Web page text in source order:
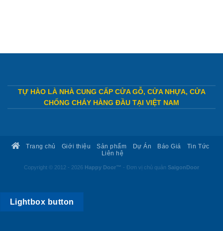
TỰ HÀO LÀ NHÀ CUNG CẤP CỬA GỖ, CỬA NHỰA, CỬA
CHỐNG CHÁY HÀNG ĐẦU TẠI VIỆT NAM
Trang chủ Giới thiệu Sản phẩm Dự Án Báo Giá
Tin Tức
Liên hệ
Copyright © 2012 - 2026 Happy Door™ - Đơn vị chủ quản SaigonDoor
Lightbox button